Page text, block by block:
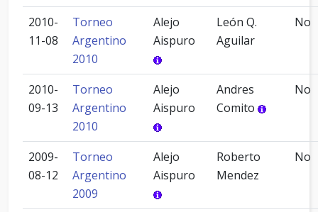
2010-
11-08
Torneo
Argentino
2010
Alejo
Aispuro
León Q.
Aguilar
No
2010-
09-13
Torneo
Argentino
2010
Alejo
Aispuro
Andres
Comito
No
2009-
08-12
Torneo
Argentino
2009
Alejo
Aispuro
Roberto
Mendez
No